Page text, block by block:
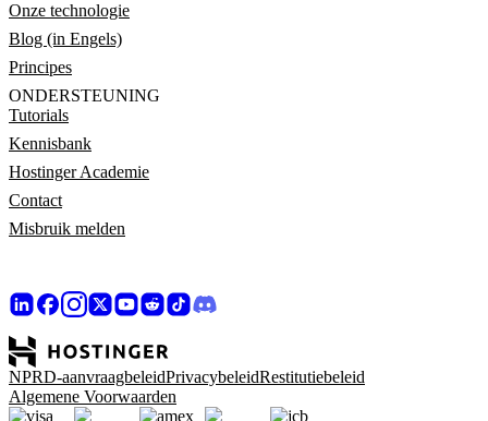
Onze technologie
Blog (in Engels)
Principes
ONDERSTEUNING
Tutorials
Kennisbank
Hostinger Academie
Contact
Misbruik melden
NPRD-aanvraagbeleidPrivacybeleidRestitutiebeleid
Algemene Voorwaarden